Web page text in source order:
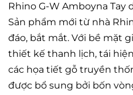
Rhino G-W Amboyna Tay
Sản phẩm mới từ nhà
đáo, bắt mắt. Với bề mặt
thiết kế thanh lịch, tái
các họa tiết gỗ truyền
được bổ sung bởi bốn